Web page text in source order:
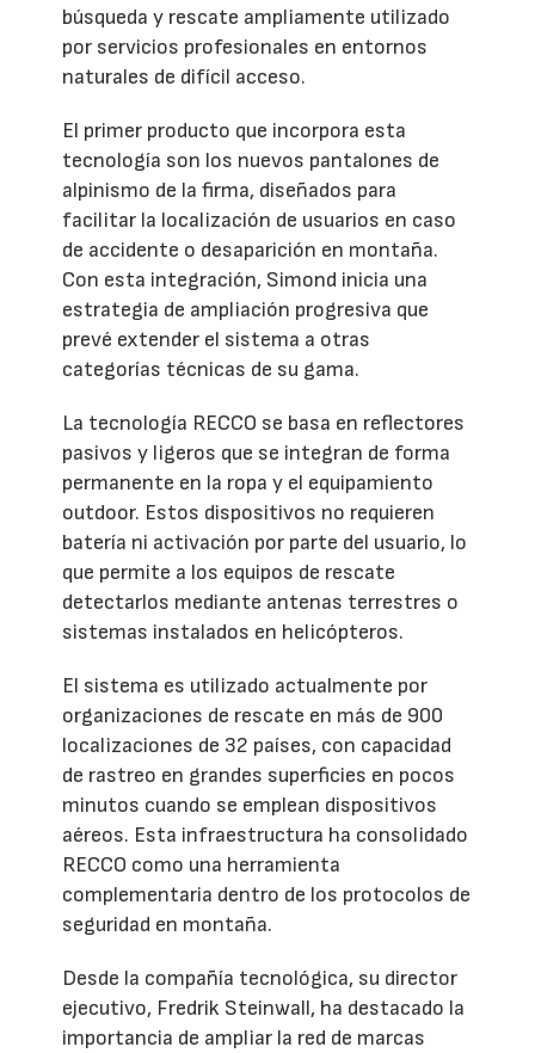
búsqueda y rescate ampliamente utilizado
por servicios profesionales en entornos
naturales de difícil acceso.
El primer producto que incorpora esta
tecnología son los nuevos pantalones de
alpinismo de la firma, diseñados para
facilitar la localización de usuarios en caso
de accidente o desaparición en montaña.
Con esta integración, Simond inicia una
estrategia de ampliación progresiva que
prevé extender el sistema a otras
categorías técnicas de su gama.
La tecnología RECCO se basa en reflectores
pasivos y ligeros que se integran de forma
permanente en la ropa y el equipamiento
outdoor. Estos dispositivos no requieren
batería ni activación por parte del usuario, lo
que permite a los equipos de rescate
detectarlos mediante antenas terrestres o
sistemas instalados en helicópteros.
El sistema es utilizado actualmente por
organizaciones de rescate en más de 900
localizaciones de 32 países, con capacidad
de rastreo en grandes superficies en pocos
minutos cuando se emplean dispositivos
aéreos. Esta infraestructura ha consolidado
RECCO como una herramienta
complementaria dentro de los protocolos de
seguridad en montaña.
Desde la compañía tecnológica, su director
ejecutivo, Fredrik Steinwall, ha destacado la
importancia de ampliar la red de marcas